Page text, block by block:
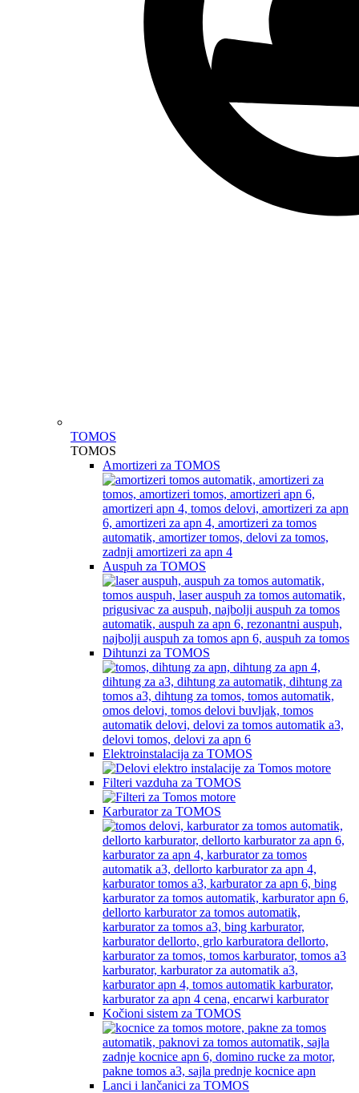
TOMOS
TOMOS
Amortizeri za TOMOS
Auspuh za TOMOS
Dihtunzi za TOMOS
Elektroinstalacija za TOMOS
Filteri vazduha za TOMOS
Karburator za TOMOS
Kočioni sistem za TOMOS
Lanci i lančanici za TOMOS